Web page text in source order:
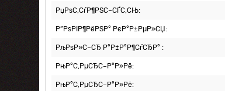
РџРѕС‚СѓР¶РЅС–СЃС‚СЊ:
Р”РѕРІР¶РёРЅР° РєР°Р±РµР»СЏ:
РљРѕР»С–СЂ Р°Р±Р°Р¶СѓСЂР° :
РњР°С‚РµСЂС–Р°Р»Рё:
РњР°С‚РµСЂС–Р°Р»Рё: